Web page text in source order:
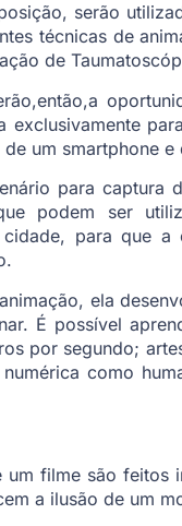
serão
técnicas de
de
exclusivamente
um smartphone
para
podem ser
para que a
ela
É possível
por segundo;
como
filme são feitos
a ilusão de um